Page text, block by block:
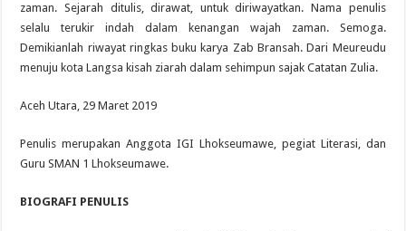
zaman. Sejarah ditulis, dirawat, untuk diriwayatkan. Nama penulis
selalu terukir indah dalam kenangan wajah zaman. Semoga.
Demikianlah riwayat ringkas buku karya Zab Bransah. Dari Meureudu
menuju kota Langsa kisah ziarah dalam sehimpun sajak Catatan Zulia.
Aceh Utara, 29 Maret 2019
Penulis merupakan Anggota IGI Lhokseumawe, pegiat Literasi, dan
Guru SMAN 1 Lhokseumawe.
BIOGRAFI PENULIS